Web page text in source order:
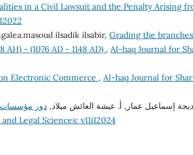
in a Civil Lawsuit and the Penalty Arising
ilsadik ilsabir, Grading the
- (1076 AD - 1148 AD) , Al-haq Journal for
Electronic Commerce , Al-haq Journal for
إسماعيل عمار, أ. عيشة العائش ميلاد, دور مؤسسات
Legal Sciences: v11i12024